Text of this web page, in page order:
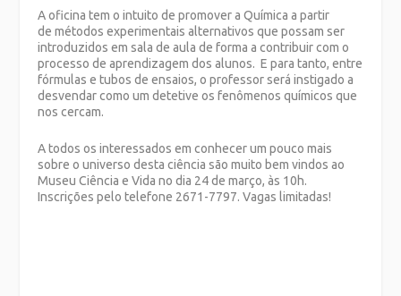
A oficina tem o intuito de promover a Química a partir
de métodos experimentais alternativos que possam ser
introduzidos em sala de aula de forma a contribuir com o
processo de aprendizagem dos alunos. E para tanto, entre
fórmulas e tubos de ensaios, o professor será instigado a
desvendar como um detetive os fenômenos químicos que
nos cercam.
A todos os interessados em conhecer um pouco mais
sobre o universo desta ciência são muito bem vindos ao
Museu Ciência e Vida no dia 24 de março, às 10h.
Inscrições pelo telefone 2671-7797. Vagas limitadas!